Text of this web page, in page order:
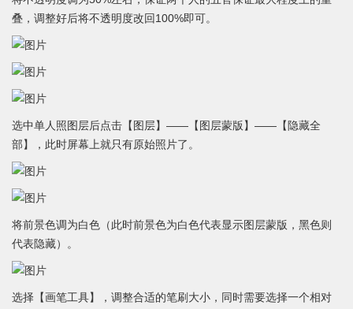
叠，调整好后将不透明度改回100%即可。
选中单人照图层后点击【图层】——【图层蒙版】——【隐藏全
部】，此时屏幕上就只有原始照片了。
将前景色调为白色（此时前景色为白色代表显示图层蒙版，黑色则
代表隐藏）。
选择【画笔工具】，调整合适的笔刷大小，同时需要选择一个相对